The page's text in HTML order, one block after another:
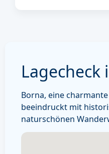
Lagecheck
Borna, eine
beeindruckt mit
naturschönen